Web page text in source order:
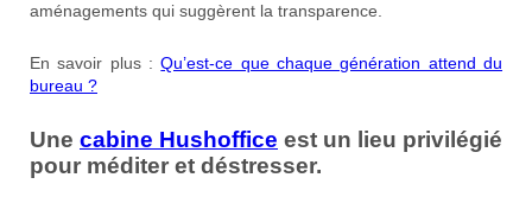
aménagements qui suggèrent la transparence.
En savoir plus :Qu’est-ce que chaque génération attend du
bureau ?
Une cabine Hushoffice est un lieu privilégié
pour méditer et déstresser.